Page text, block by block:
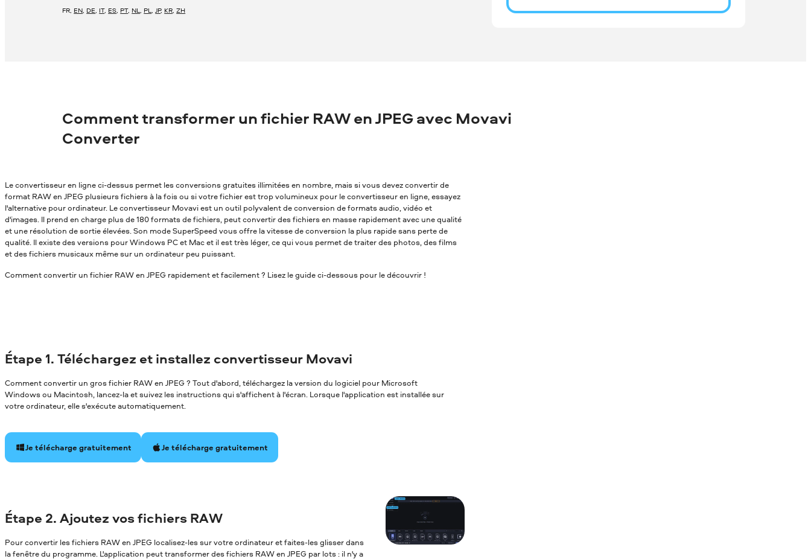
FR, EN, DE, IT, ES, PT, NL, PL,JP, KR,ZH
Comment transformer un fichier RAW en JPEG avec Movavi
Converter
Le convertisseur en ligne ci-dessus permet les conversions gratuites illimitées en nombre, mais si vous devez convertir de
format RAW en JPEG plusieurs fichiers à la fois ou si votre fichier est trop volumineux pour le convertisseur en ligne, essayez
l'alternative pour ordinateur. Le convertisseur Movavi est un outil polyvalent de conversion de formats audio, vidéo et
d'images. Il prend en charge plus de 180 formats de fichiers, peut convertir des fichiers en masse rapidement avec une qualité
et une résolution de sortie élevées. Son mode SuperSpeed vous offre la vitesse de conversion la plus rapide sans perte de
qualité. Il existe des versions pour Windows PC et Mac et il est très léger, ce qui vous permet de traiter des photos, des films
et des fichiers musicaux même sur un ordinateur peu puissant.
Comment convertir un fichier RAW en JPEG rapidement et facilement ? Lisez le guide ci-dessous pour le découvrir !
Étape 1. Téléchargez et installez convertisseur Movavi
Comment convertir un gros fichier RAW en JPEG ? Tout d'abord, téléchargez la version du logiciel pour Microsoft
Windows ou Macintosh, lancez-la et suivez les instructions qui s'affichent à l'écran. Lorsque l'application est installée sur
votre ordinateur, elle s'exécute automatiquement.
Je télécharge gratuitement Je télécharge gratuitement
Étape 2. Ajoutez vos fichiers RAW
Pour convertir les fichiers RAW en JPEG localisez-les sur votre ordinateur et faites-les glisser dans
la fenêtre du programme. L'application peut transformer des fichiers RAW en JPEG par lots : il n'y a